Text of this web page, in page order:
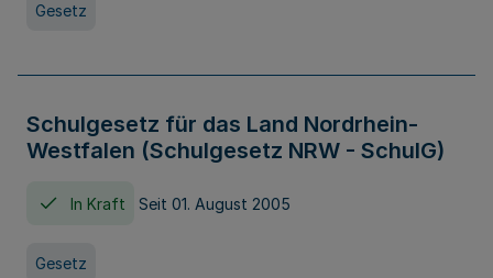
Gesetz
Schulgesetz für das Land Nordrhein-
Westfalen (Schulgesetz NRW - SchulG)
In Kraft Seit 01. August 2005
Gesetz